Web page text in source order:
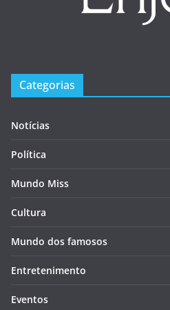
Categorias
Notícias
Política
Mundo Miss
Cultura
Mundo dos famosos
Entretenimento
Eventos